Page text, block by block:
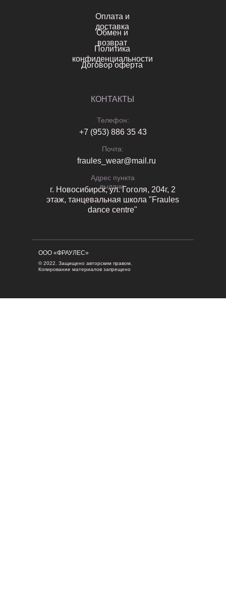
КОНТАКТЫ
Оплата и
доставка
Телефон:
Почта:
Адрес пункта
выдачи:
Обмен и
возврат
+7 (953) 886 35 43
fraules_wear@mail.ru
г. Новосибирск, ул. Гоголя, 204г, 2
этаж, танцевальная школа "Fraules
dance centre"
Политика
конфиденциальности
Договор оферта
ООО «ФРАУЛЕС»
© 2022. Защищено авторским правом.
Копирование материалов запрещено